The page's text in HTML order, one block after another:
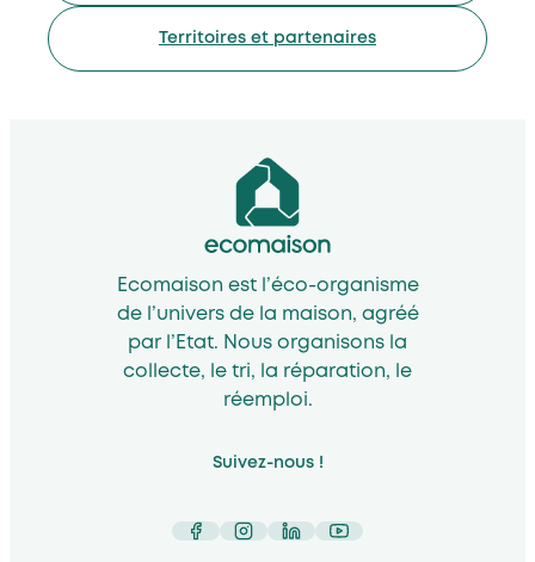
Territoires et partenaires
Ecomaison est l’éco-organisme
de l’univers de la maison, agréé
par l’Etat. Nous organisons la
collecte, le tri, la réparation, le
réemploi.
Suivez-nous !
Facebook
Instagram
LinkedIn
YouTube